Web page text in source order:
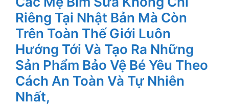
Riêng Tại Nhật Bản Mà Còn
Trên Toàn Thế Giới Luôn
Hướng Tới Và Tạo Ra Những
Sản Phẩm Bảo Vệ Bé Yêu Theo
Cách An Toàn Và Tự Nhiên
Nhất,